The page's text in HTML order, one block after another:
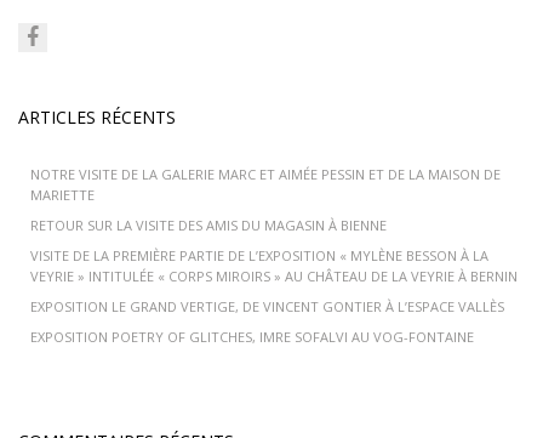
ARTICLES RÉCENTS
NOTRE VISITE DE LA GALERIE MARC ET AIMÉE PESSIN ET DE LA MAISON DE
MARIETTE
RETOUR SUR LA VISITE DES AMIS DU MAGASIN À BIENNE
VISITE DE LA PREMIÈRE PARTIE DE L’EXPOSITION « MYLÈNE BESSON À LA
VEYRIE » INTITULÉE « CORPS MIROIRS » AU CHÂTEAU DE LA VEYRIE À BERNIN
EXPOSITION LE GRAND VERTIGE, DE VINCENT GONTIER À L’ESPACE VALLÈS
EXPOSITION POETRY OF GLITCHES, IMRE SOFALVI AU VOG-FONTAINE